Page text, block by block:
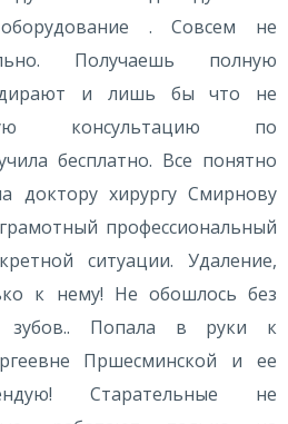
. Совсем не
Получаешь полную
и лишь бы что не
консультацию по
бесплатно. Все понятно
доктору хирургу Смирнову
профессиональный
ситуации. Удаление,
к нему! Не обошлось без
зубов.. Попала в руки к
Пршесминской и ее
Старательные не